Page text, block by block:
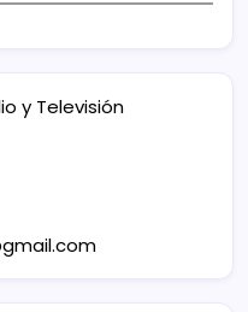
y Televisión